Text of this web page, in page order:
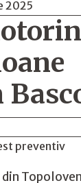
2025
din